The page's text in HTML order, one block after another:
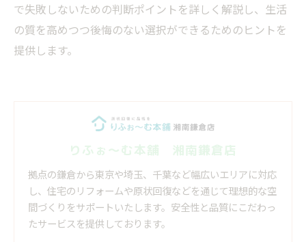
で失敗しないための判断ポイントを詳しく解説し、生活
の質を高めつつ後悔のない選択ができるためのヒントを
提供します。
りふぉ～む本舗 湘南鎌倉店
拠点の鎌倉から東京や埼玉、千葉など幅広いエリアに対応
し、住宅のリフォームや原状回復などを通じて理想的な空
間づくりをサポートいたします。安全性と品質にこだわっ
たサービスを提供しております。